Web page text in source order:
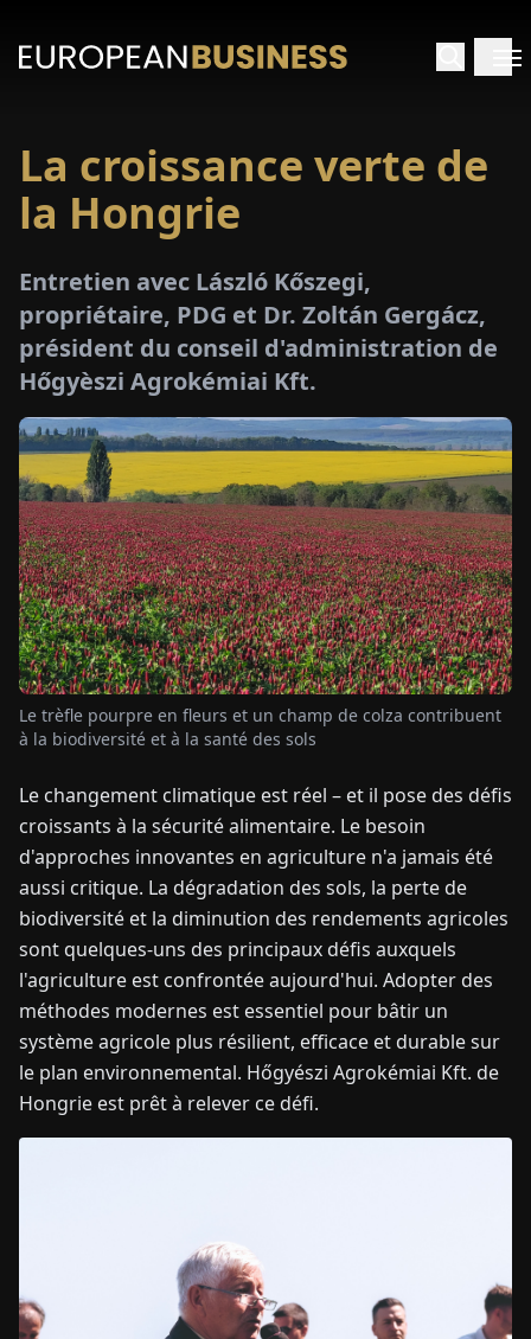
CONTACTEZ-
NOUS
La croissance verte de
la Hongrie
Entretien avec László Kőszegi,
propriétaire, PDG et Dr. Zoltán Gergácz,
président du conseil d'administration de
Hőgyèszi Agrokémiai Kft.
Le trèfle pourpre en fleurs et un champ de colza contribuent
à la biodiversité et à la santé des sols
Le changement climatique est réel – et il pose des défis
croissants à la sécurité alimentaire. Le besoin
d'approches innovantes en agriculture n'a jamais été
aussi critique. La dégradation des sols, la perte de
biodiversité et la diminution des rendements agricoles
sont quelques-uns des principaux défis auxquels
l'agriculture est confrontée aujourd'hui. Adopter des
méthodes modernes est essentiel pour bâtir un
système agricole plus résilient, efficace et durable sur
le plan environnemental. Hőgyészi Agrokémiai Kft. de
Hongrie est prêt à relever ce défi.